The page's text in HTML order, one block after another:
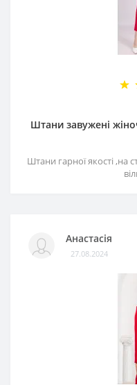
Штани завужені
Штани гарної якості ,на
Анастасія
27.08.2024